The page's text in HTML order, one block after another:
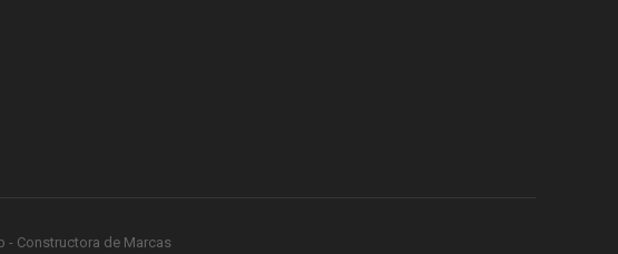
- Constructora de Marcas